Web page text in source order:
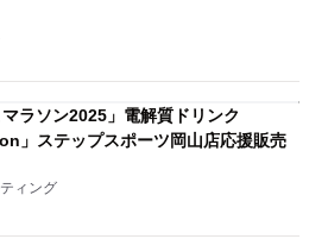
ラソン2025」電解質ドリンク
」ステップスポーツ岡山店応援販売
ィング